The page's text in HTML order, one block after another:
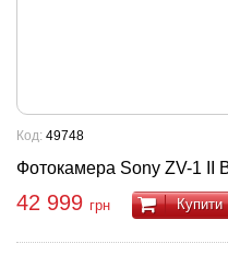
Фотокамера Sony ZV-1 II
Код: 49748
42 999 грн Купити